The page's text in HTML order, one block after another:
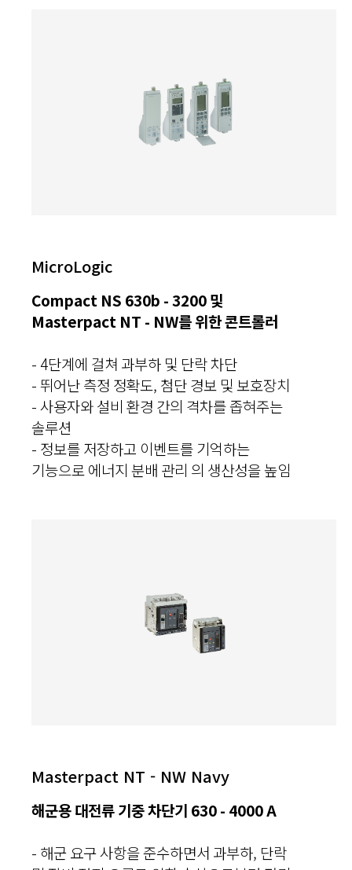
MicroLogic
Compact NS 630b - 3200 및
Masterpact NT - NW를 위한 콘트롤러
- 4단계에 걸쳐 과부하 및 단락 차단
- 뛰어난 측정 정확도, 첨단 경보 및 보호장치
- 사용자와 설비 환경 간의 격차를 좁혀주는
솔루션
- 정보를 저장하고 이벤트를 기억하는
기능으로 에너지 분배 관리 의 생산성을 높임
Masterpact NT - NW Navy
해군용 대전류 기중 차단기 630 - 4000 A
- 해군 요구 사항을 준수하면서 과부하, 단락